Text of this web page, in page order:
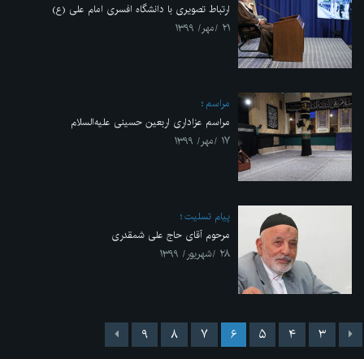
ارتباط تصویری با دانشگاه افسری امام علی (ع)
۲۱ /مهر/ ۱۳۹۹
مراسم
مراسم عزاداری اربعین حسینی علیه‌السلام
۱۷ /مهر/ ۱۳۹۹
پیام تسلیت
مرحوم آقای حاج علی شمقدری
۲۸ /شهریور/ ۱۳۹۹
۳ ۴ ۵ ۶ ۷ ۸ ۹